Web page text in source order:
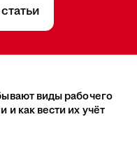
виды рабочего
и как вести их учёт